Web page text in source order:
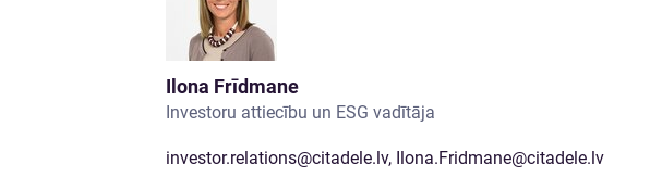
Ilona Frīdmane
Investoru attiecību un ESG vadītāja
investor.relations@citadele.lv, Ilona.Fridmane@citadele.lv